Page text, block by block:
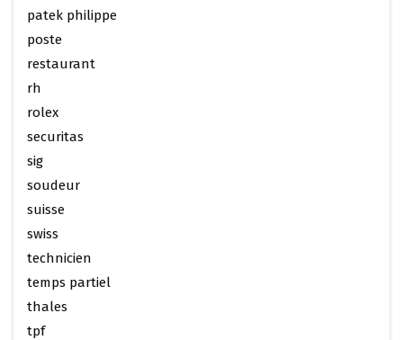
patek philippe
poste
restaurant
rh
rolex
securitas
sig
soudeur
suisse
swiss
technicien
temps partiel
thales
tpf